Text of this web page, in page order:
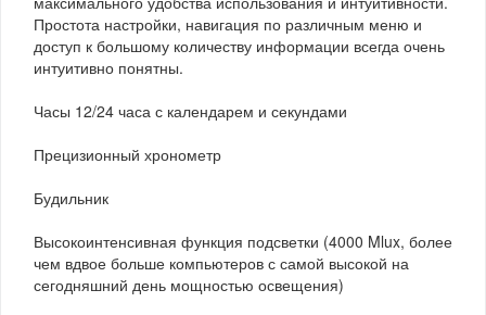
Простота настройки, навигация по различным меню и
доступ к большому количеству информации всегда очень
интуитивно понятны.
Часы 12/24 часа с календарем и секундами
Прецизионный хронометр
Будильник
Высокоинтенсивная функция подсветки (4000 Mlux, более
чем вдвое больше компьютеров с самой высокой на
сегодняшний день мощностью освещения)